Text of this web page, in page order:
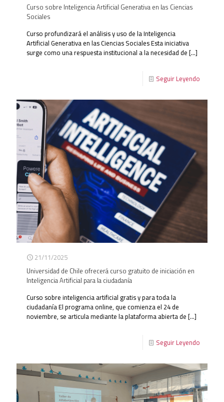
Curso sobre Inteligencia Artificial Generativa en las Ciencias
Sociales
Curso profundizará el análisis y uso de la Inteligencia
Artificial Generativa en las Ciencias Sociales Esta iniciativa
surge como una respuesta institucional a la necesidad de[…]
Seguir Leyendo
21/11/2025
Universidad de Chile ofrecerá curso gratuito de iniciación en
Inteligencia Artificial para la ciudadanía
Curso sobre inteligencia artificial gratis y para toda la
ciudadanía El programa online, que comienza el 24 de
noviembre, se articula mediante la plataforma abierta de[…]
Seguir Leyendo